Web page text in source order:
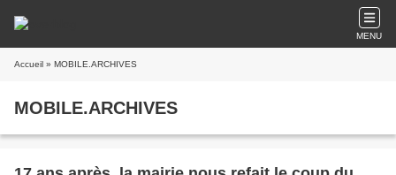
MENU
Accueil » MOBILE.ARCHIVES
MOBILE.ARCHIVES